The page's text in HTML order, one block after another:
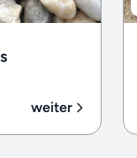
weiter